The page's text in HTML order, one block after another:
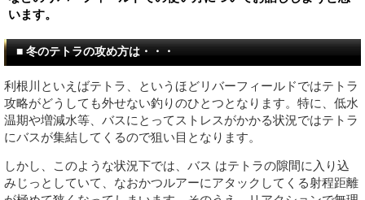
います。
■ 冬のテトラの攻め方は・・・
利根川といえばテトラ、というほどリバーフィールドではテトラ
攻略がどうしても外せない釣りのひとつとなります。特に、低水
温期や増減水等、バスにとってストレスがかかる状況ではテトラ
にバスが集結してくるので狙い目となります。
しかし、このような状況下では、バス はテトラの隙間に入り込
みじっとしていて、なおかつルアーにアタックしてくる射程距離